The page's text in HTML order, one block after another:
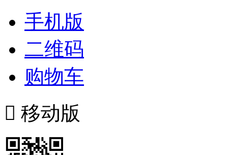
手机版
二维码
购物车
 移动版